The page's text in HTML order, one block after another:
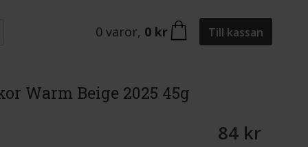
0 varor, 0 kr Till kassan
Warm Beige 2025 45g
84 kr